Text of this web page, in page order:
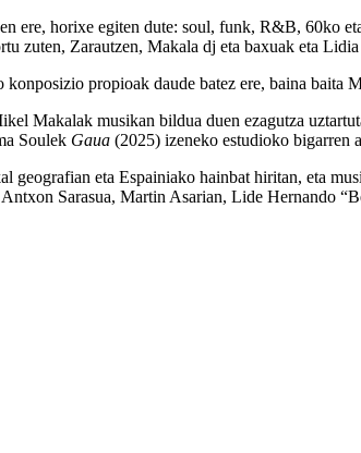
ere, horixe egiten dute: soul, funk, R&B, 60ko
zuten, Zarautzen, Makala dj eta baxuak eta
konposizio propioak daude batez ere, baina
Makalak musikan bildua duen ezagutza
Soulek Gaua (2025) izeneko estudioko bigarren
geografian eta Espainiako hainbat hiritan, eta
Sarasua, Martin Asarian, Lide Hernando